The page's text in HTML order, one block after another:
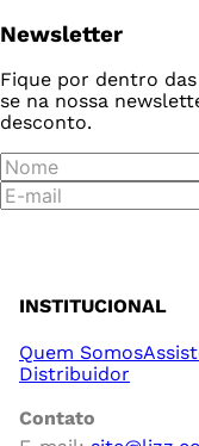
Newsletter
Fique por dentro
se na nossa
desconto.
INSTITUCIONAL
Quem Somos
Distribuidor
Contato